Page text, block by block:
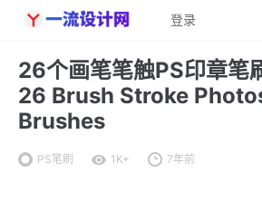
登录
26个画笔笔触PS印章笔
26 Brush Stroke
Brushes
PS笔刷 1K+ 7年前